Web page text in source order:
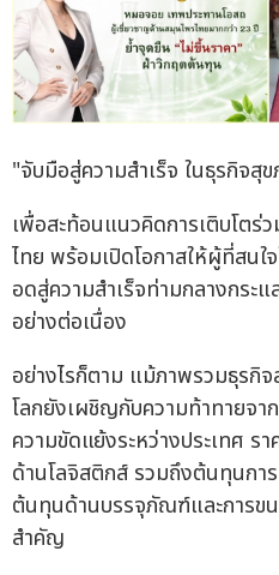
"จับมือสู่ความสำเร็จ ในธุรกิจสุ
เพื่อสะท้อนแนวคิดการเติบโต
ไทย พร้อมเปิดโอกาสให้ผู้ที่สนใ
อดสู่ความสำเร็จท่ามกลางกระ
อย่างต่อเนื่อง
อย่างไรก็ตาม แม้ภาพรวมธุรกิจ
โลกยังเผชิญกับความท้าทายจ
ความขัดแย้งระหว่างประเทศ
ด้านโลจิสติกส์ รวมถึงต้นทุนกา
ต้นทุนด้านบรรจุภัณฑ์และการข
สำคัญ